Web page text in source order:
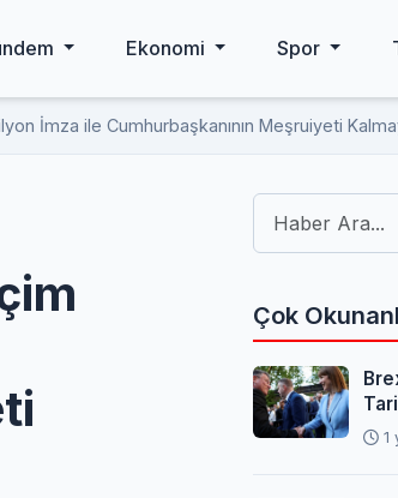
Ekonomi Spor
İmza ile Cumhurbaşkanının Meşruiyeti
Çok
1